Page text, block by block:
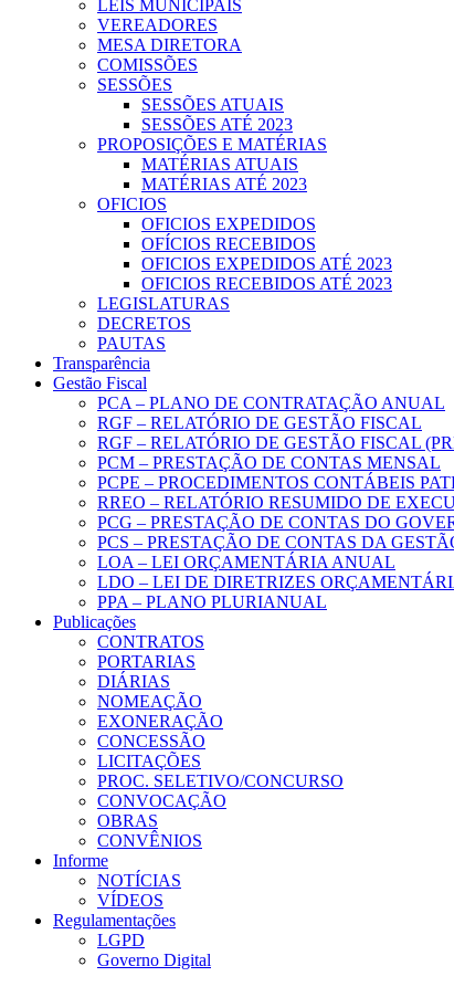
LEIS MUNICIPAIS
VEREADORES
MESA DIRETORA
COMISSÕES
SESSÕES
SESSÕES ATUAIS
SESSÕES ATÉ 2023
PROPOSIÇÕES E MATÉRIAS
MATÉRIAS ATUAIS
MATÉRIAS ATÉ 2023
OFICIOS
OFICIOS EXPEDIDOS
OFÍCIOS RECEBIDOS
OFICIOS EXPEDIDOS ATÉ 2023
OFICIOS RECEBIDOS ATÉ 2023
LEGISLATURAS
DECRETOS
PAUTAS
Transparência
Gestão Fiscal
PCA – PLANO DE CONTRATAÇÃO ANUAL
RGF – RELATÓRIO DE GESTÃO FISCAL
RGF – RELATÓRIO DE GESTÃO FISCAL
PCM – PRESTAÇÃO DE CONTAS MENSAL
PCPE – PROCEDIMENTOS CONTÁBEIS
RREO – RELATÓRIO RESUMIDO DE
PCG – PRESTAÇÃO DE CONTAS DO
PCS – PRESTAÇÃO DE CONTAS DA
LOA – LEI ORÇAMENTÁRIA ANUAL
LDO – LEI DE DIRETRIZES
PPA – PLANO PLURIANUAL
Publicações
CONTRATOS
PORTARIAS
DIÁRIAS
NOMEAÇÃO
EXONERAÇÃO
CONCESSÃO
LICITAÇÕES
PROC. SELETIVO/CONCURSO
CONVOCAÇÃO
OBRAS
CONVÊNIOS
Informe
NOTÍCIAS
VÍDEOS
Regulamentações
LGPD
Governo Digital